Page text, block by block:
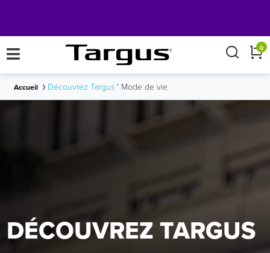
× 0
Accueil Découvrez Targus ' Mode de vie
DÉCOUVREZ TARGUS